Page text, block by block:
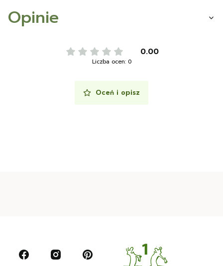
Opinie
0.00
Liczba ocen: 0
Oceń i opisz